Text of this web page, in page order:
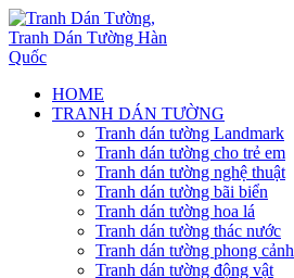
HOME
TRANH DÁN TƯỜNG
Tranh dán tường Landmark
Tranh dán tường cho trẻ em
Tranh dán tường nghệ thuật
Tranh dán tường bãi biển
Tranh dán tường hoa lá
Tranh dán tường thác nước
Tranh dán tường phong cảnh
Tranh dán tường động vật